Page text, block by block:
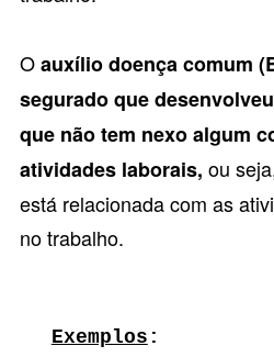
Oauxílio doença comum
segurado que
que não tem nexo algum
atividades laborais, ou
está relacionada com as
no trabalho.
Exemplos :